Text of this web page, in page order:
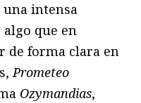
intensa
que en
de forma clara en
Prometeo
Ozymandias,